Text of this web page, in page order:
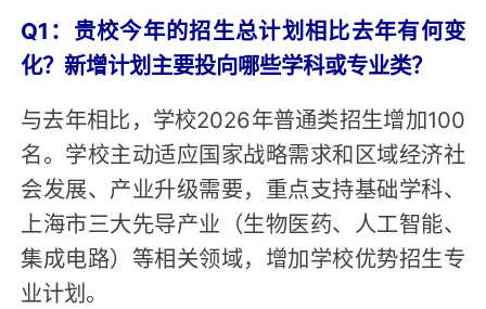
Q1：贵校今年的招生总计划相比去年有何变
化？新增计划主要投向哪些学科或专业类？
与去年相比，学校2026年普通类招生增加100
名。学校主动适应国家战略需求和区域经济社
会发展、产业升级需要，重点支持基础学科、
上海市三大先导产业（生物医药、人工智能、
集成电路）等相关领域，增加学校优势招生专
业计划。